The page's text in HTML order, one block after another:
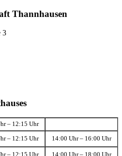
Thannhausen
3
– 12:15 Uhr
– 12:15 Uhr 14:00 Uhr – 16:00 Uhr